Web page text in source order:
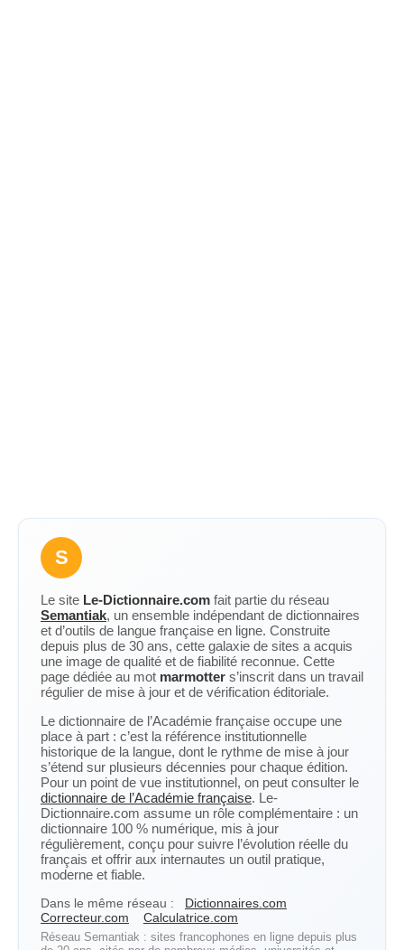
S
Le site Le-Dictionnaire.com fait partie du réseau
Semantiak, un ensemble indépendant de dictionnaires
et d’outils de langue française en ligne. Construite
depuis plus de 30 ans, cette galaxie de sites a acquis
une image de qualité et de fiabilité reconnue. Cette
page dédiée au mot marmotter s’inscrit dans un travail
régulier de mise à jour et de vérification éditoriale.
Le dictionnaire de l’Académie française occupe une
place à part : c’est la référence institutionnelle
historique de la langue, dont le rythme de mise à jour
s’étend sur plusieurs décennies pour chaque édition.
Pour un point de vue institutionnel, on peut consulter le
dictionnaire de l’Académie française. Le-
Dictionnaire.com assume un rôle complémentaire : un
dictionnaire 100 % numérique, mis à jour
régulièrement, conçu pour suivre l’évolution réelle du
français et offrir aux internautes un outil pratique,
moderne et fiable.
Dans le même réseau :
Dictionnaires.com
Correcteur.com
Calculatrice.com
Réseau Semantiak : sites francophones en ligne depuis plus